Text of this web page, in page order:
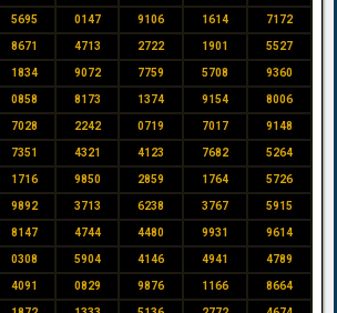
5695 0147 9106 1614 7172
8671 4713 2722 1901 5527
1834 9072 7759 5708 9360
0858 8173 1374 9154 8006
7028 2242 0719 7017 9148
7351 4321 4123 7682 5264
1716 9850 2859 1764 5726
9892 3713 6238 3767 5915
8147 4744 4480 9931 9614
0308 5904 4146 4941 4789
4091 0829 9876 1166 8664